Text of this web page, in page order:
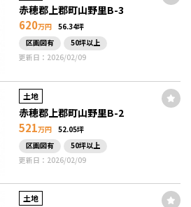
赤穂郡上郡町山野里B-3
620万円
56.34坪
区画図有
50坪以上
更新日：2026/02/09
土地
赤穂郡上郡町山野里B-2
521万円
52.05坪
区画図有
50坪以上
更新日：2026/02/09
土地